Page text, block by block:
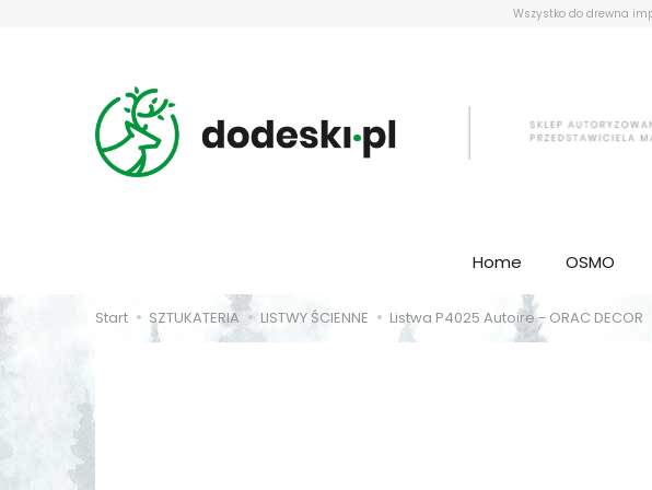
Wszystko do drewna
Home OSMO
Start SZTUKATERIA LISTWY ŚCIENNE Listwa P4025 Autoire - ORAC DECOR